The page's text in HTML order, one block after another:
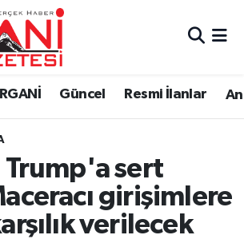
Güncel Resmi İlanlar
Trump'a sert
girişimlere
verilecek
Eczaneler
Durumu
Yoğunluk Haritası
Durumu ve Fikstür